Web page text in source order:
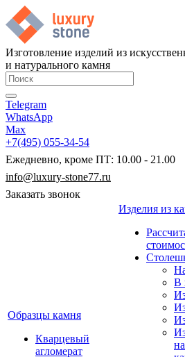
Изготовление изделий из
и натурального камня
Telegram
WhatsApp
Max
+7(495) 055-34-54
Ежедневно, кроме ПТ: 10.00 - 21.00
info@luxury-stone77.ru
Заказать звонок
Образцы камня
Кварцевый
агломерат
Изделия из
В